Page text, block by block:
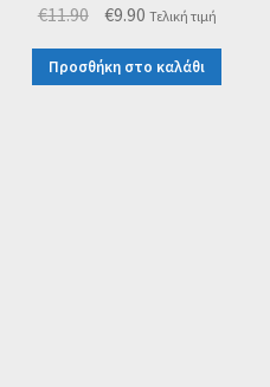
€11.90 Original
price
was:
€9.90Η
τρέχουσα
τιμή
Τελική τιμή
Προσθήκη στο καλάθι